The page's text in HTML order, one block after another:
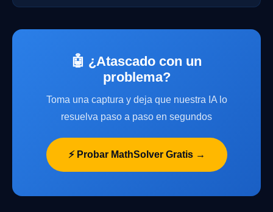
🤖 ¿Atascado con un
problema?
Toma una captura y deja que nuestra IA lo
resuelva paso a paso en segundos
⚡ Probar MathSolver Gratis →